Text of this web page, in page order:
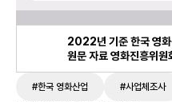
2022년 기준 한국 영화
원문 자료 영화진흥위원
#한국 영화산업 #사업체조사